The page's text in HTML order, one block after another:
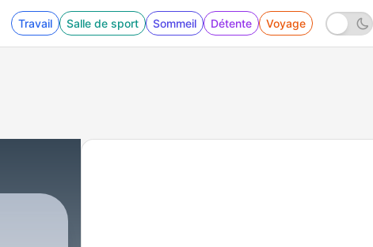
Travail Salle de sport Sommeil Détente Voyage